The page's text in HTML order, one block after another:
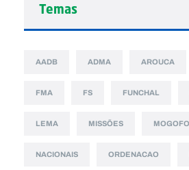
Temas
AADB ADMA AROUCA
FMA FS FUNCHAL
LEMA MISSÕES
NACIONAIS ORDENACAO